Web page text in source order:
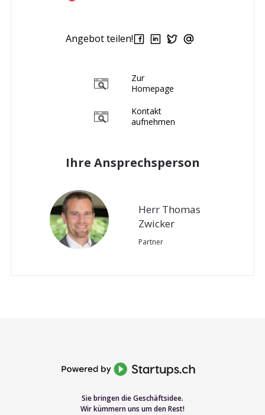
Angebot teilen!
Zur
Homepage
Kontakt
aufnehmen
Ihre Ansprechsperson
Herr Thomas
Zwicker
Partner
Sie bringen die Geschäftsidee.
Wir kümmern uns um den Rest!